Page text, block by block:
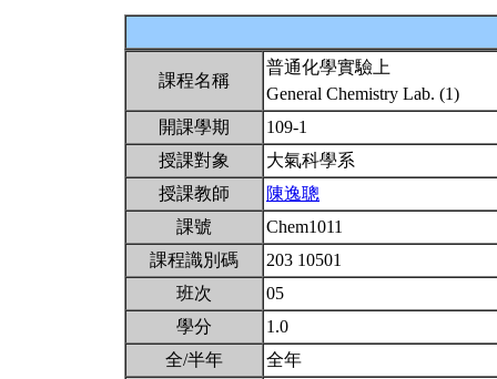
課程名稱
普通化學實驗上
General Chemistry Lab. (1)
開課學期
109-1
授課對象
大氣科學系
授課教師
陳逸聰
課號
Chem1011
課程識別碼
203 10501
班次
05
學分
1.0
全/半年
全年